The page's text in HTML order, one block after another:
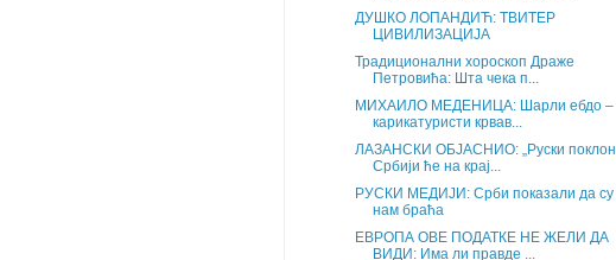
ДУШКО ЛОПАНДИЋ: ТВИТЕР
ЦИВИЛИЗАЦИЈА
Традиционални хороскоп Драже
Петровића: Шта чека п...
МИХАИЛО МЕДЕНИЦА: Шарли ебдо –
карикатуристи крвав...
ЛАЗАНСКИ ОБЈАСНИО: „Руски поклон
Србији ће на крај...
РУСКИ МЕДИЈИ: Срби показали да су
нам браћа
ЕВРОПА ОВЕ ПОДАТКЕ НЕ ЖЕЛИ ДА
ВИДИ: Има ли правде ...